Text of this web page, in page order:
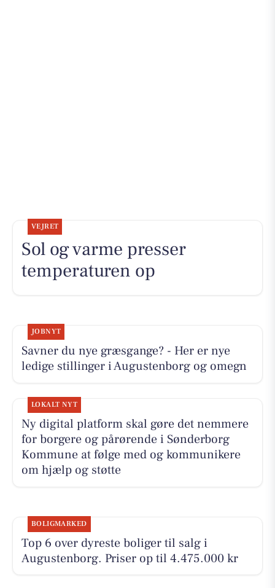
VEJRET
Sol og varme presser
temperaturen op
JOBNYT
Savner du nye græsgange? - Her er nye
ledige stillinger i Augustenborg og omegn
LOKALT NYT
Ny digital platform skal gøre det nemmere
for borgere og pårørende i Sønderborg
Kommune at følge med og kommunikere
om hjælp og støtte
BOLIGMARKED
Top 6 over dyreste boliger til salg i
Augustenborg. Priser op til 4.475.000 kr